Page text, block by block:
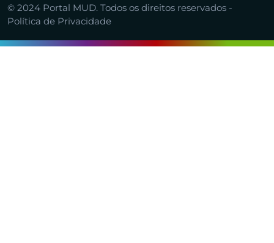
© 2024 Portal MUD. Todos os direitos reservados -
Política de Privacidade